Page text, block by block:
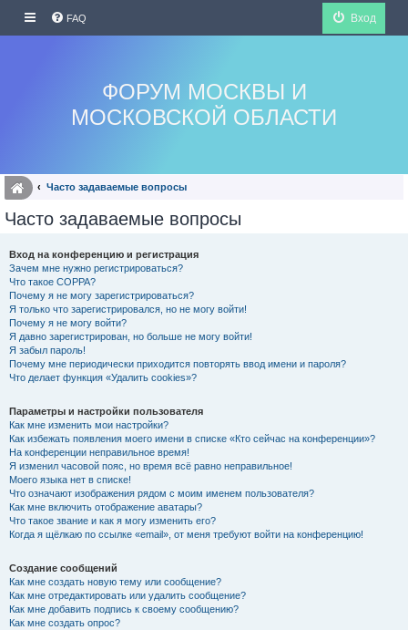
FAQ Вход
ФОРУМ МОСКВЫ И
МОСКОВСКОЙ ОБЛАСТИ
Часто задаваемые вопросы
Часто задаваемые вопросы
Вход на конференцию и регистрация
Зачем мне нужно регистрироваться?
Что такое COPPA?
Почему я не могу зарегистрироваться?
Я только что зарегистрировался, но не могу войти!
Почему я не могу войти?
Я давно зарегистрирован, но больше не могу войти!
Я забыл пароль!
Почему мне периодически приходится повторять ввод имени и пароля?
Что делает функция «Удалить cookies»?
Параметры и настройки пользователя
Как мне изменить мои настройки?
Как избежать появления моего имени в списке «Кто сейчас на конференции»?
На конференции неправильное время!
Я изменил часовой пояс, но время всё равно неправильное!
Моего языка нет в списке!
Что означают изображения рядом с моим именем пользователя?
Как мне включить отображение аватары?
Что такое звание и как я могу изменить его?
Когда я щёлкаю по ссылке «email», от меня требуют войти на конференцию!
Создание сообщений
Как мне создать новую тему или сообщение?
Как мне отредактировать или удалить сообщение?
Как мне добавить подпись к своему сообщению?
Как мне создать опрос?